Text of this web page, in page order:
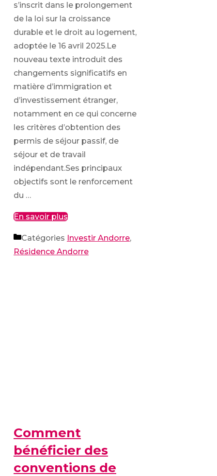
s’inscrit dans le prolongement
de la loi sur la croissance
durable et le droit au logement,
adoptée le 16 avril 2025.Le
nouveau texte introduit des
changements significatifs en
matière d’immigration et
d’investissement étranger,
notamment en ce qui concerne
les critères d’obtention des
permis de séjour passif, de
séjour et de travail
indépendant.Ses principaux
objectifs sont le renforcement
du …
En savoir plus
Catégories Investir Andorre,
Résidence Andorre
Comment
bénéficier des
conventions de